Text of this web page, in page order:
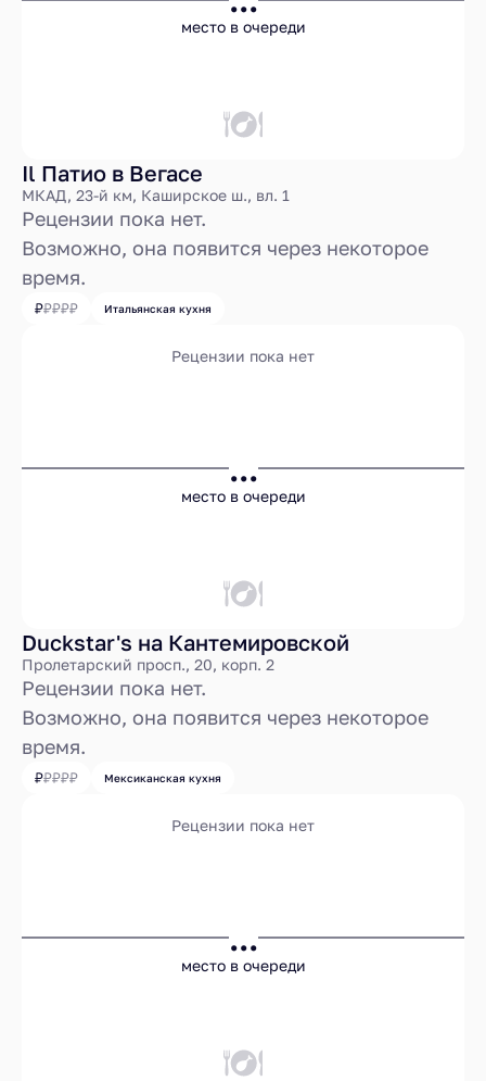
место в очереди
Il Патио в Вегасе
МКАД, 23-й км, Каширское ш., вл. 1
Рецензии пока нет.
Возможно, она появится через некоторое
время.
Итальянская кухня
Рецензии пока нет
...
место в очереди
Duckstar's на Кантемировской
Пролетарский просп., 20, корп. 2
Рецензии пока нет.
Возможно, она появится через некоторое
время.
Мексиканская кухня
Рецензии пока нет
...
место в очереди